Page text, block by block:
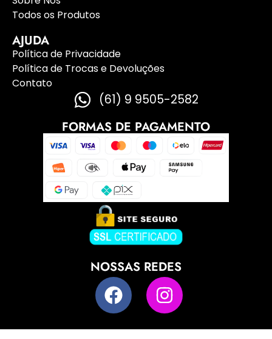
Todos os Produtos
AJUDA
Política de Privacidade
Política de Trocas e Devoluções
Contato
(61) 9 9505-2582
FORMAS DE PAGAMENTO
NOSSAS REDES